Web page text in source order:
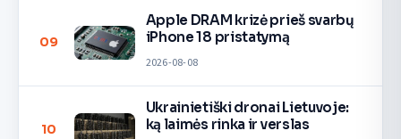
09
Apple DRAM krizė prieš svarbų
iPhone 18 pristatymą
2026-08-08
10
Ukrainietiški dronai Lietuvoje:
ką laimės rinka ir verslas